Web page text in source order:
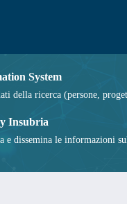
System
della ricerca (persone,
Insubria
e dissemina le informazioni